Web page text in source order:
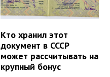
Кто хранил этот
документ в СССР
может рассчитывать на
крупный бонус